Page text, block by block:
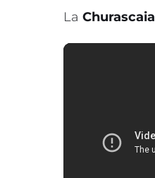
La Churascaia